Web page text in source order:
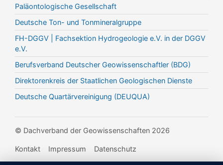
Paläontologische Gesellschaft
Deutsche Ton- und Tonmineralgruppe
FH-DGGV | Fachsektion Hydrogeologie e.V. in der DGGV
e.V.
Berufsverband Deutscher Geowissenschaftler (BDG)
Direktorenkreis der Staatlichen Geologischen Dienste
Deutsche Quartärvereinigung (DEUQUA)
© Dachverband der Geowissenschaften 2026
Kontakt Impressum Datenschutz